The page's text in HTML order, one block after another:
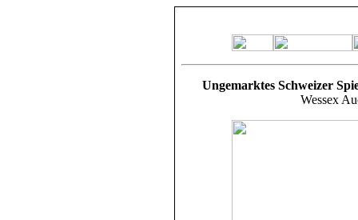
Ungemarktes Schweizer
Wessex